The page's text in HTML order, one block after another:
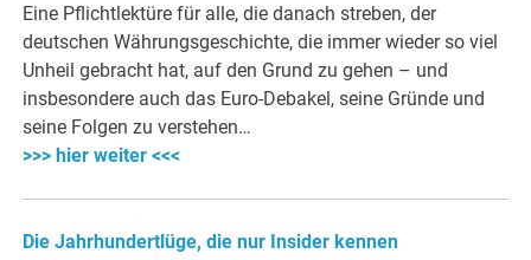
Eine Pflichtlektüre für alle, die danach streben, der
deutschen Währungsgeschichte, die immer wieder so viel
Unheil gebracht hat, auf den Grund zu gehen – und
insbesondere auch das Euro-Debakel, seine Gründe und
seine Folgen zu verstehen…
>>> hier weiter <<<
Die Jahrhundertlüge, die nur Insider kennen